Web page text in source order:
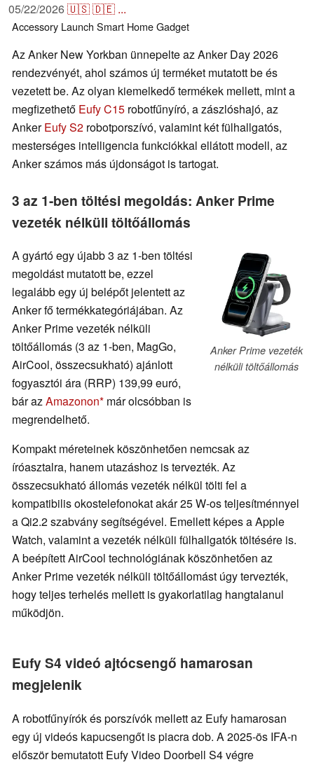
05/22/2026🇺🇸🇩🇪 ...
Accessory Launch Smart HomeGadget
Az Anker New Yorkban ünnepelte az Anker Day 2026
rendezvényét, ahol számos új terméket mutatott be és
vezetett be. Az olyan kiemelkedő termékek mellett, mint a
megfizethető Eufy C15 robotfűnyíró, a zászlóshajó, az
AnkerEufy S2 robotporszívó, valamint két fülhallgatós,
mesterséges intelligencia funkciókkal ellátott modell, az
Anker számos más újdonságot is tartogat.
3 az 1-ben töltési megoldás: Anker Prime
vezeték nélküli töltőállomás
Anker Prime vezeték
nélküli töltőállomás
A gyártó egy újabb 3 az 1-ben töltési
megoldást mutatott be, ezzel
legalább egy új belépőt jelentett az
Anker fő termékkategóriájában. Az
Anker Prime vezeték nélküli
töltőállomás (3 az 1-ben, MagGo,
AirCool, összecsukható) ajánlott
fogyasztói ára (RRP) 139,99 euró,
bár azAmazonon már olcsóbban is
megrendelhető.
Kompakt méreteinek köszönhetően nemcsak az
íróasztalra, hanem utazáshoz is tervezték. Az
összecsukható állomás vezeték nélkül tölti fel a
kompatibilis okostelefonokat akár 25 W-os teljesítménnyel
a Qi2.2 szabvány segítségével. Emellett képes a Apple
Watch, valamint a vezeték nélküli fülhallgatók töltésére is.
A beépített AirCool technológiának köszönhetően az
Anker Prime vezeték nélküli töltőállomást úgy tervezték,
hogy teljes terhelés mellett is gyakorlatilag hangtalanul
működjön.
Eufy S4 videó ajtócsengő hamarosan
megjelenik
A robotfűnyírók és porszívók mellett az Eufy hamarosan
egy új videós kapucsengőt is piacra dob. A 2025-ös IFA-n
először bemutatott Eufy Video Doorbell S4 végre